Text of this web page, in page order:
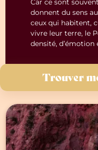
Car ce sont
donnent du sens
ceux qui habitent,
vivre leur terre, le
densité, d’émotion
Trouver